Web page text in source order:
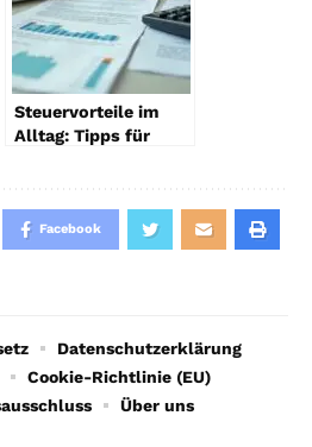
Steuervorteile im
Alltag: Tipps für
Facebook
Datenschutzerklärung
Cookie-Richtlinie (EU)
Über uns